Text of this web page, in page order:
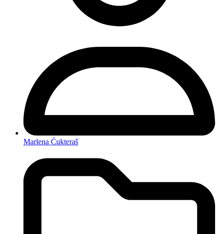
Marlena Ćukteraš